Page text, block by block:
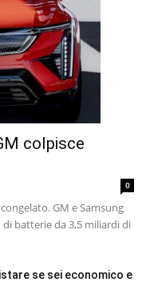
colpisce
0
GM e Samsung
batterie da 3,5 miliardi di
se sei economico e